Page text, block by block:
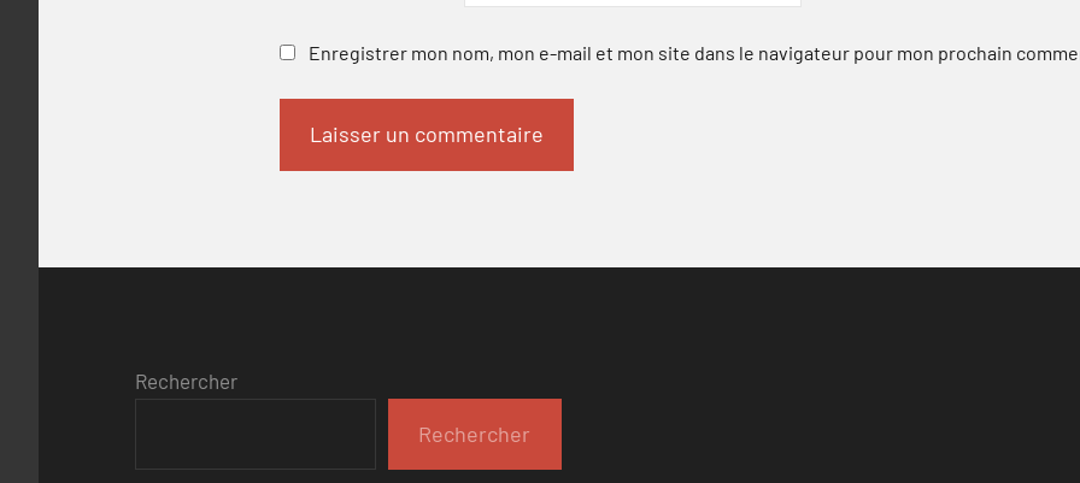
Enregistrer mon nom, mon e-mail et mon site dans le navigateur pour mon prochain
Rechercher
Rechercher